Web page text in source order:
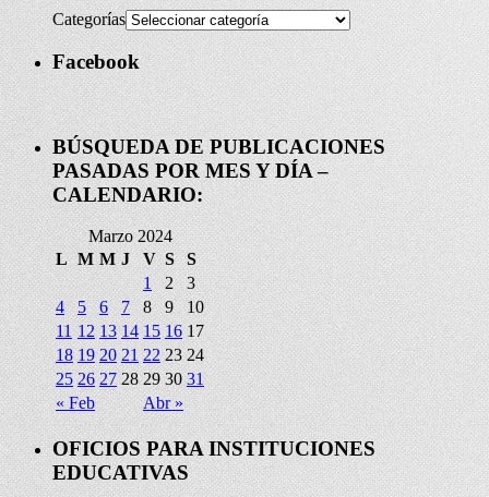
Categorías
Facebook
BÚSQUEDA DE PUBLICACIONES
PASADAS POR MES Y DÍA –
CALENDARIO:
Marzo 2024
L M M J V S S
« Feb Abr »
1 2
3
4
5 6 7 8 9
10
11 12 13 14 15 16 17
18 19 20 21 22 23 24
25 26 27 28 29 30 31
OFICIOS PARA INSTITUCIONES
EDUCATIVAS